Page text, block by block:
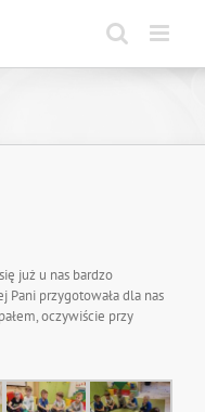
już u nas bardzo
Pani przygotowała dla nas
oczywiście przy